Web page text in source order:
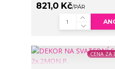
821,0 Kč/PÁR
CENA ZA